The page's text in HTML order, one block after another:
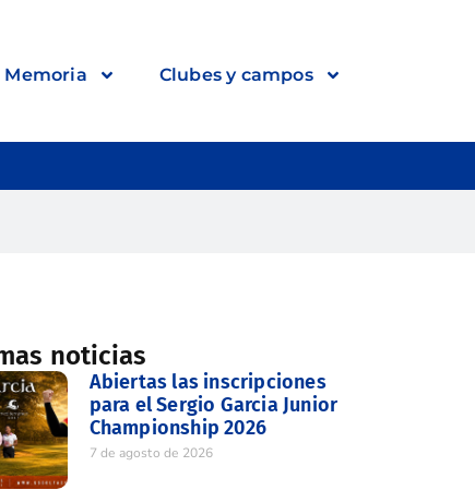
Memoria Clubes y campos
noticias
Abiertas las inscripciones
para el Sergio Garcia Junior
Championship 2026
7 de agosto de 2026